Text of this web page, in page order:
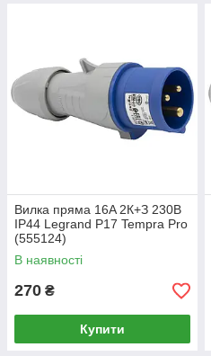
Вилка пряма 16A 2К+З 230В
IP44 Legrand P17 Tempra Pro
(555124)
В наявності
270 ₴
Купити